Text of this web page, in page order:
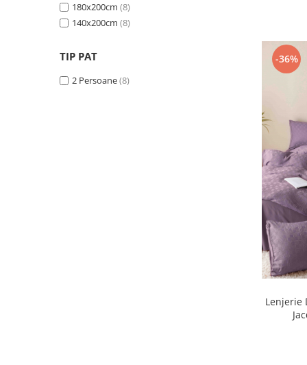
180x200cm (8)
140x200cm (8)
TIP PAT
2 Persoane(8)
-36%
Lenjerie